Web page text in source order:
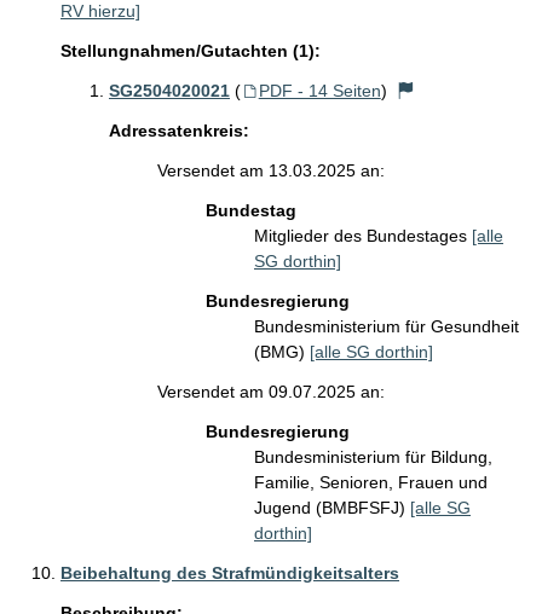
RV hierzu]
Stellungnahmen/Gutachten (1):
SG2504020021 ( PDF - 14 Seiten)
Adressatenkreis:
Versendet am 13.03.2025 an:
Bundestag
Mitglieder des Bundestages [alle
SG dorthin]
Bundesregierung
Bundesministerium für Gesundheit
(BMG) [alle SG dorthin]
Versendet am 09.07.2025 an:
Bundesregierung
Bundesministerium für Bildung,
Familie, Senioren, Frauen und
Jugend (BMBFSFJ) [alle SG
dorthin]
Beibehaltung des Strafmündigkeitsalters